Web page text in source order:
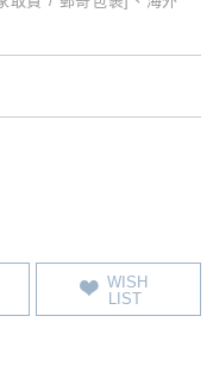
WISH
LIST